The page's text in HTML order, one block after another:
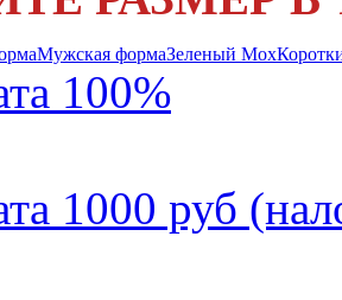
Мужская формаЗеленый Мох
100%
1000 руб